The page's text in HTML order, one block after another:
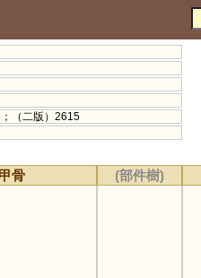
；（二版）2615
甲骨 (部件樹)